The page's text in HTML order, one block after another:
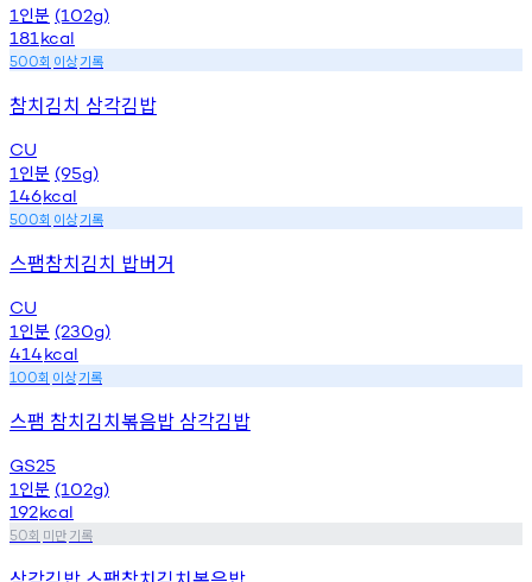
1 인분 (102g)
181 kcal
500회 이상기록
참치김치 삼각김밥
CU
1 인분 (95g)
146kcal
500회 이상기록
스팸참치김치 밥버거
CU
1 인분 (230g)
414kcal
100회 이상기록
스팸 참치김치볶음밥 삼각김밥
GS25
1 인분 (102g)
192kcal
50회 미만기록